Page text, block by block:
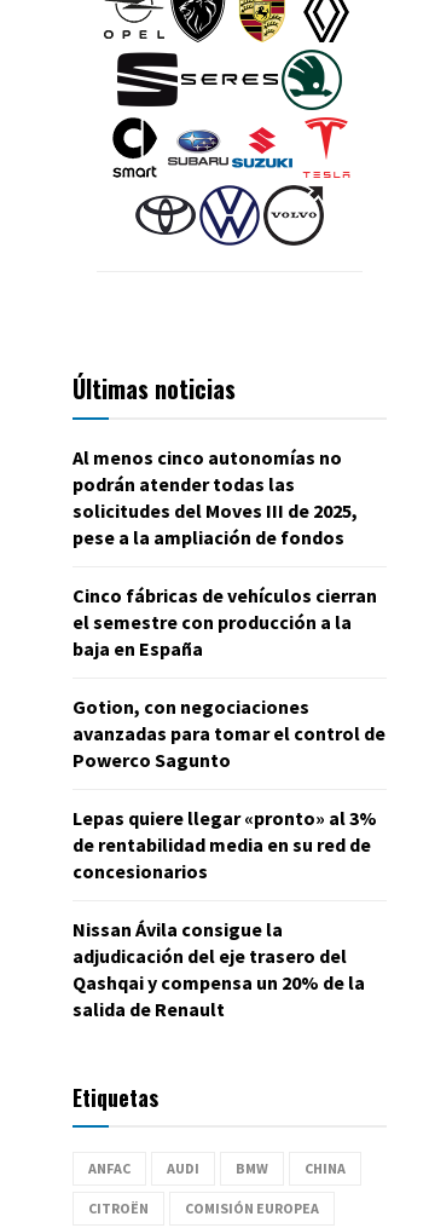
Últimas noticias
Al menos cinco autonomías no
podrán atender todas las
solicitudes del Moves III de 2025,
pese a la ampliación de fondos
Cinco fábricas de vehículos cierran
el semestre con producción a la
baja en España
Gotion, con negociaciones
avanzadas para tomar el control de
Powerco Sagunto
Lepas quiere llegar «pronto» al 3%
de rentabilidad media en su red de
concesionarios
Nissan Ávila consigue la
adjudicación del eje trasero del
Qashqai y compensa un 20% de la
salida de Renault
Etiquetas
ANFAC AUDI BMW CHINA
CITROËN COMISIÓN EUROPEA